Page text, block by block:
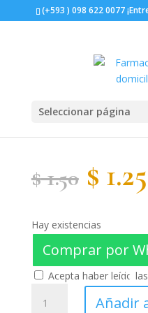
(+593 ) 098 622 0077
Seleccionar página
Sonda
$1.50 El
$ 1.25
Hay existencias
Comprar por
Acepta haber leído
nasogástrica
Añadir